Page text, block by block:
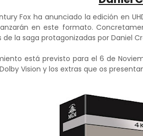
Fox ha anunciado la edición en
en este formato.
de la saga protagonizadas por Daniel
está previsto para el 6 de
Vision y los extras que os